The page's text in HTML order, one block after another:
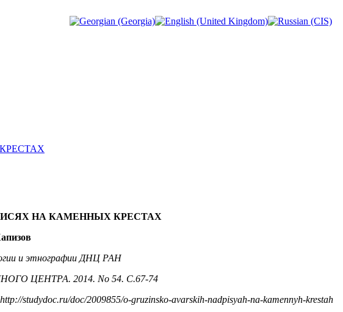
НА КАМЕННЫХ КРЕСТАХ
и этнографии ДНЦ РАН
ЦЕНТРА. 2014. No 54. С.67-74
http://studydoc.ru/doc/2009855/o-gruzinsko-avarskih-nadpisyah-na-kamennyh-krestah